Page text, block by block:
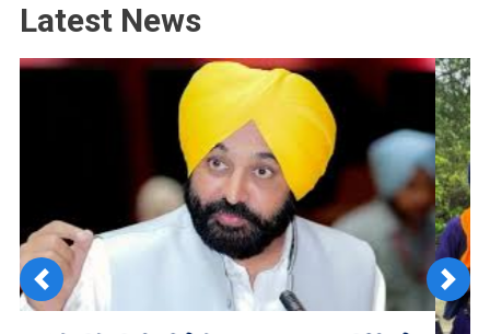
Latest News
Previous Next